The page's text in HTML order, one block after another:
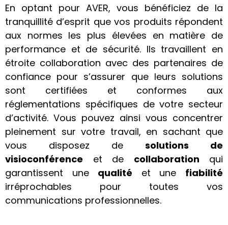
En optant pour AVER, vous bénéficiez de la
tranquillité d’esprit que vos produits répondent
aux normes les plus élevées en matière de
performance et de sécurité. Ils travaillent en
étroite collaboration avec des partenaires de
confiance pour s’assurer que leurs solutions
sont certifiées et conformes aux
réglementations spécifiques de votre secteur
d’activité. Vous pouvez ainsi vous concentrer
pleinement sur votre travail, en sachant que
vous disposez de solutions de
visioconférence et de collaboration qui
garantissent une qualité et une fiabilité
irréprochables pour toutes vos
communications professionnelles.